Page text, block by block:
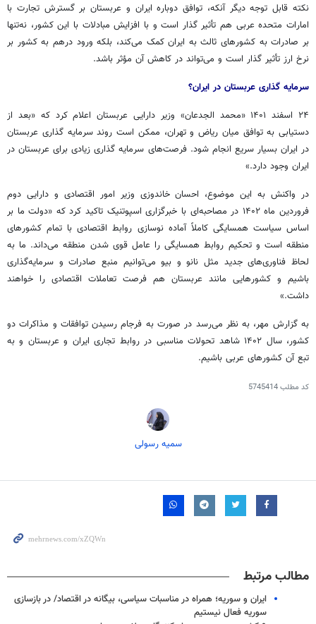
نکته قابل توجه دیگر آنکه، توافق دوباره ایران و عربستان بر گسترش تجارت با
امارات متحده عربی هم تأثیر گذار است و با افزایش مبادلات با این کشور، نه‌تنها
بر صادرات به کشورهای ثالث به ایران کمک می‌کند، بلکه ورود درهم به کشور بر
نرخ ارز تأثیر گذار است و می‌تواند در کاهش آن مؤثر باشد.
سرمایه گذاری عربستان در ایران؟
۲۴ اسفند ۱۴۰۱ «محمد
الجدعان» وزیر دارایی عربستان اعلام کرد که «بعد از
دستیابی به توافق میان ریاض و تهران، ممکن است روند سرمایه گذاری عربستان
در ایران بسیار سریع انجام شود. فرصت‌های سرمایه گذاری زیادی برای عربستان در
ایران وجود دارد.»
در واکنش به این موضوع، احسانخاندوزی وزیر امور اقتصادی و دارایی دوم
فروردین ماه ۱۴۰۲ در مصاحبه‌ای با خبرگزاری اسپوتنیک تاکید کرد که «دولت ما بر
اساس سیاست همسایگی کاملاً آماده نوسازی روابط اقتصادی با تمام کشورهای
منطقه است و تحکیم روابط همسایگی را عامل قوی شدن منطقه می‌داند. ما به
لحاظ فناوری‌های جدید مثل نانو و بیومی‌توانیم منبع صادرات و سرمایه‌گذاری
باشیم و کشورهایی مانند عربستان هم فرصت تعاملات اقتصادی را خواهند
داشت.»
به گزارش مهر، به نظر می‌رسد در صورت به فرجام رسیدن توافقات و مذاکرات دو
کشور، سال ۱۴۰۲ شاهد تحولات مناسبی در روابط تجاری ایران و عربستان و به
تبع آن کشورهای عربی باشیم.
کد مطلب5745414
سمیه رسولی
مطالب مرتبط
ایران و سوریه؛ همراه در مناسبات سیاسی، بیگانه در اقتصاد/ در بازسازی
سوریه فعال نیستیم